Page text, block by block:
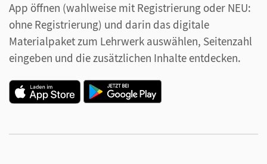
App öffnen (wahlweise mit Registrierung oder NEU:
ohne Registrierung) und darin das digitale
Materialpaket zum Lehrwerk auswählen, Seitenzahl
eingeben und die zusätzlichen Inhalte entdecken.